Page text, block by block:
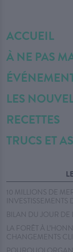
ACCUEIL
À NE PAS
LES
RECETTES
TRUCS ET
10 MILLIONS DE
BILAN DU JOUR DE
LA FORÊT À
CHANGEMENTS